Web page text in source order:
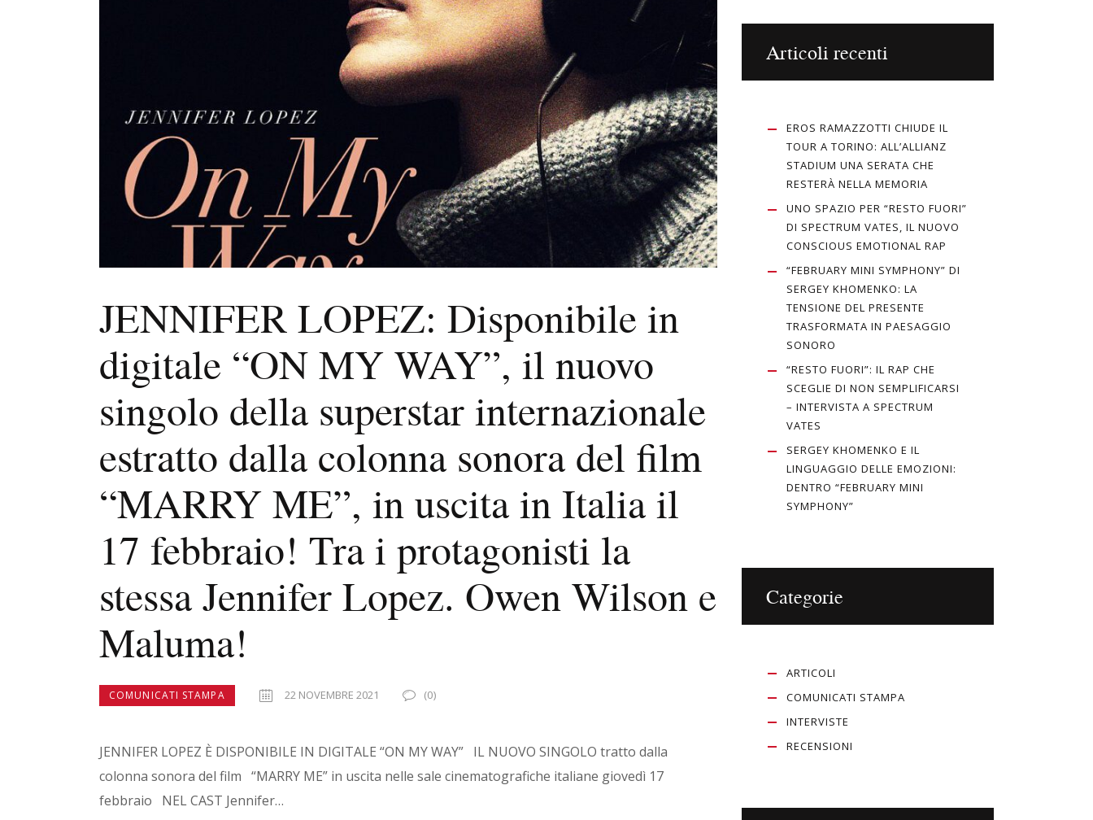
JENNIFER LOPEZ: Disponibile in
digitale “ON MY WAY”, il nuovo
singolo della superstar internazionale
estratto dalla colonna sonora del film
“MARRY ME”, in uscita in Italia il
17 febbraio! Tra i protagonisti la
stessa Jennifer Lopez. Owen Wilson e
Maluma!
COMUNICATI STAMPA 22 NOVEMBRE 2021 (0)
JENNIFER LOPEZ È DISPONIBILE IN DIGITALE “ON MY WAY” IL NUOVO SINGOLO tratto dalla
colonna sonora del film “MARRY ME” in uscita nelle sale cinematografiche italiane giovedì 17
febbraio NEL CAST Jennifer…
Articoli recenti
EROS RAMAZZOTTI CHIUDE IL
TOUR A TORINO: ALL’ALLIANZ
STADIUM UNA SERATA CHE
RESTERÀ NELLA MEMORIA
UNO SPAZIO PER “RESTO FUORI”
DI SPECTRUM VATES, IL NUOVO
CONSCIOUS EMOTIONAL RAP
“FEBRUARY MINI SYMPHONY” DI
SERGEY KHOMENKO: LA
TENSIONE DEL PRESENTE
TRASFORMATA IN PAESAGGIO
SONORO
“RESTO FUORI”: IL RAP CHE
SCEGLIE DI NON SEMPLIFICARSI
– INTERVISTA A SPECTRUM
VATES
SERGEY KHOMENKO E IL
LINGUAGGIO DELLE EMOZIONI:
DENTRO “FEBRUARY MINI
SYMPHONY”
Categorie
ARTICOLI
COMUNICATI STAMPA
INTERVISTE
RECENSIONI